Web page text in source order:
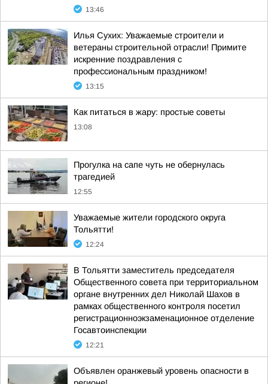
13:46
Илья Сухих: Уважаемые строители и
ветераны строительной отрасли! Примите
искренние поздравления с
профессиональным праздником!
13:15
Как питаться в жару: простые советы
13:08
Прогулка на сапе чуть не обернулась
трагедией
12:55
Уважаемые жители городского округа
Тольятти!
12:24
В Тольятти заместитель председателя
Общественного совета при территориальном
органе внутренних дел Николай Шахов в
рамках общественного контроля посетил
регистрационноэкзаменационное отделение
Госавтоинспекции
12:21
Объявлен оранжевый уровень опасности в